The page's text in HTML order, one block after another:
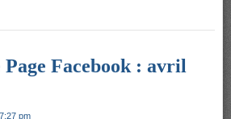
Facebook : avril
pm